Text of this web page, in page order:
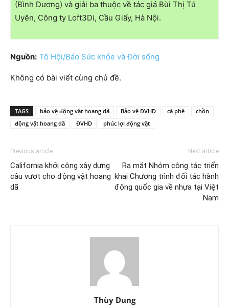
(Bình Dương) và giải ba thuộc về tác giả Bùi Thị Tú
Uyên, Công ty Loft3Di, Cầu Giấy, Hà Nội.
Nguồn: Tô Hội/Báo Sức khỏe và Đời sống
Không có bài viết cùng chủ đề.
TAGS bảo vệ động vật hoang dã Bảo vệ ĐVHD cà phê
chồn
động vật hoang dã
ĐVHD phúc lợi động vật
Previous article
California khởi công xây dựng
cầu vượt cho động vật hoang
dã
Next article
Ra mắt Nhóm công tác triển
khai Chương trình đối tác hành
động quốc gia về nhựa tại Việt
Nam
Thùy Dung